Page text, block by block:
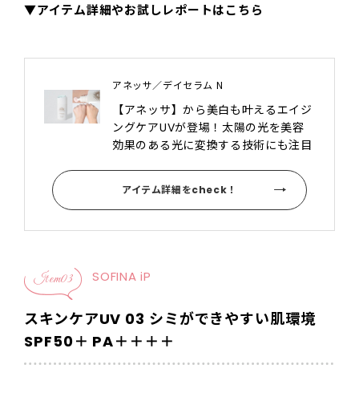
▼アイテム詳細やお試しレポートはこちら
アネッサ／デイセラム N
【アネッサ】から美白も叶えるエイジ
ングケアUVが登場！太陽の光を美容
効果のある光に変換する技術にも注目
アイテム詳細をcheck！
Item03 SOFINA iP
スキンケアUV 03 シミができやすい肌環境
SPF50＋ PA＋＋＋＋